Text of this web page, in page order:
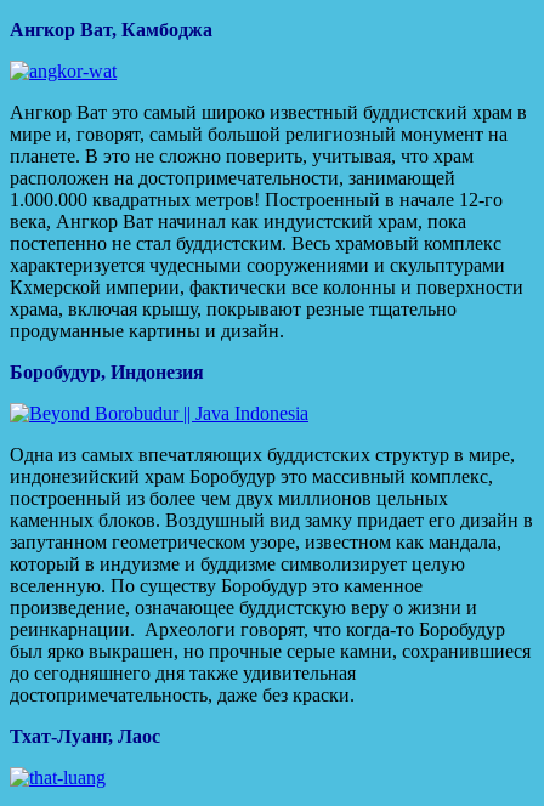
Ангкор Ват, Камбоджа
Ангкор Ват это самый широко известный буддистский храм в
мире и, говорят, самый большой религиозный монумент на
планете. В это не сложно поверить, учитывая, что храм
расположен на достопримечательности, занимающей
1.000.000 квадратных метров! Построенный в начале 12-го
века, Ангкор Ват начинал как индуистский храм, пока
постепенно не стал буддистским. Весь храмовый комплекс
характеризуется чудесными сооружениями и скульптурами
Кхмерской империи, фактически все колонны и поверхности
храма, включая крышу, покрывают резные тщательно
продуманные картины и дизайн.
Боробудур, Индонезия
Одна из самых впечатляющих буддистских структур в мире,
индонезийский храм Боробудур это массивный комплекс,
построенный из более чем двух миллионов цельных
каменных блоков. Воздушный вид замку придает его дизайн в
запутанном геометрическом узоре, известном как мандала,
который в индуизме и буддизме символизирует целую
вселенную. По существу Боробудур это каменное
произведение, означающее буддистскую веру о жизни и
реинкарнации. Археологи говорят, что когда-то Боробудур
был ярко выкрашен, но прочные серые камни, сохранившиеся
до сегодняшнего дня также удивительная
достопримечательность, даже без краски.
Тхат-Луанг, Лаос